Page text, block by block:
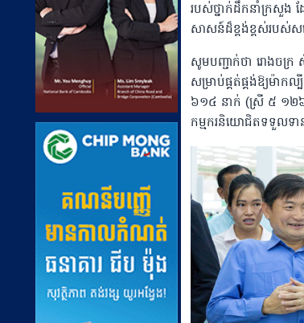
របស់ថ្នាក់ដឹកនាំក្រសួង
សាសន៍ដ៏ខ្ពង់ខ្ពស់របស់ស
សូមបញ្ជាក់ថា រោងចក្រ
សម្រាប់ផ្គត់ផ្គង់ឱ្យម៉ា
៦១៤ នាក់ (ស្រី ៥ ១២៦ន
កម្មករនិយោជិតទទួលទា